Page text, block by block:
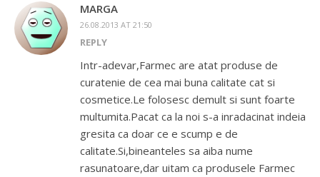
MARGA
26.08.2013 AT 21:50
REPLY
Intr-adevar,Farmec are atat produse de
curatenie de cea mai buna calitate cat si
cosmetice.Le folosesc demult si sunt foarte
multumita.Pacat ca la noi s-a inradacinat indeia
gresita ca doar ce e scump e de
calitate.Si,bineanteles sa aiba nume
rasunatoare,dar uitam ca produsele Farmec